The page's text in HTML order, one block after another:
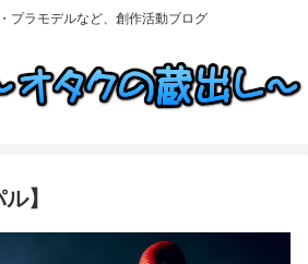
プラモデルなど、創作活動ブログ
】